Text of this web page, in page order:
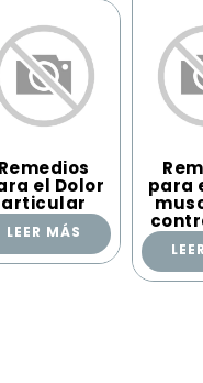
Remedios
el Dolor
articular
LEER MÁS
para